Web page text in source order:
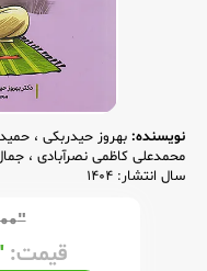
نویسنده: بهروز حیدربکی ،
محمدعلی کاظمی نصرآبادی ،
سال انتشار: 1404
"۸۵۰,۰۰۰"
قیمت: